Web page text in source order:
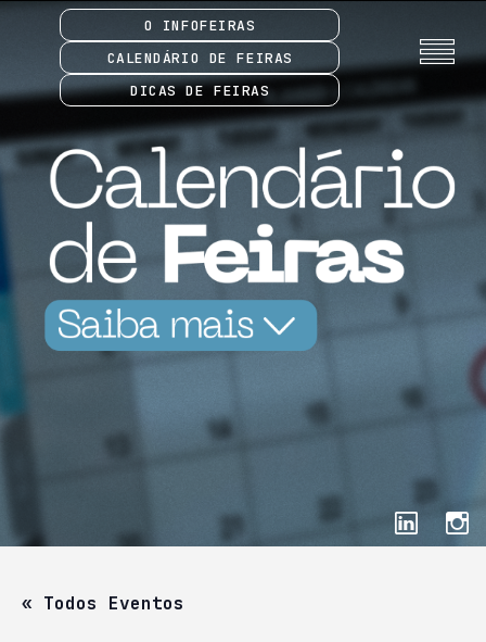
O INFOFEIRAS
CALENDÁRIO DE FEIRAS
DICAS DE FEIRAS
« Todos Eventos